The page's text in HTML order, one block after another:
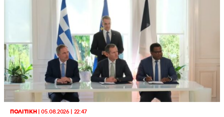
ΠΟΛΙΤΙΚΗ|05.08.2026 | 22:47